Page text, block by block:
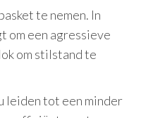
te nemen. In
om een agressieve
om stilstand te
leiden tot een minder